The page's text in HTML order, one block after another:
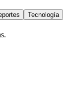
Tecnología
.